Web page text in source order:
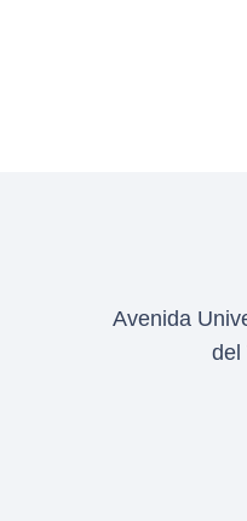
Avenida
del